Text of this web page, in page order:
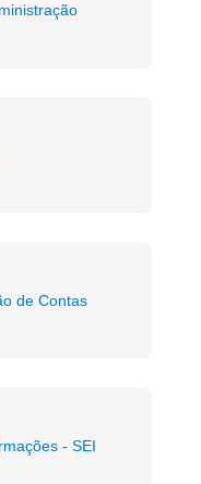
de Contas
- SEI